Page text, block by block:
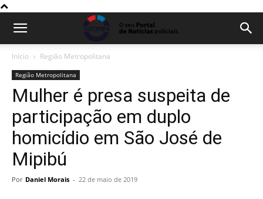
Início Região Metropolitana
Região Metropolitana
Mulher é presa suspeita de
participação em duplo
homicídio em São José de
Mipibú
Por Daniel Morais - 22 de maio de 2019